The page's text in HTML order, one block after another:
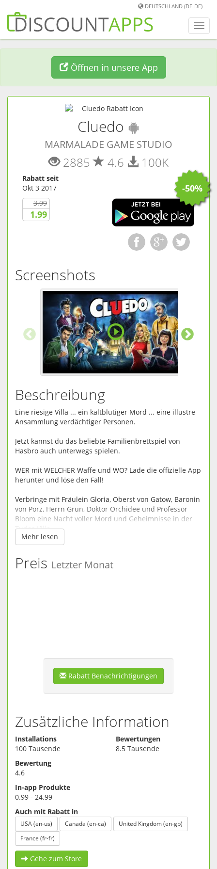
DEUTSCHLAND (DE-DE)
Menü
Öffnen in unsere App
Cluedo
MARMALADE GAME STUDIO
2885 4.6 100K
Rabatt seit
Okt 3 2017
3.99
1.99
-50%
Screenshots
Beschreibung
Eine riesige Villa ... ein kaltblütiger Mord ... eine illustre
Ansammlung verdächtiger Personen.
Jetzt kannst du das beliebte Familienbrettspiel von
Hasbro auch unterwegs spielen.
WER mit WELCHER Waffe und WO? Lade die offizielle App
herunter und löse den Fall!
Verbringe mit Fräulein Gloria, Oberst von Gatow, Baronin
von Porz, Herrn Grün, Doktor Orchidee und Professor
Bloom eine Nacht voller Mord und Geheimnisse in der
Tudor-Villa.
Professor Schwarz wurde ermordet! Aber wer steckt
dahinter? Und mit welcher Waffe? In welchem Raum?
Wirf die Würfel, um dich in der Villa zu bewegen und
Mehr lesen
Preis Letzter Monat
Rabatt Benachrichtigungen
Zusätzliche Information
Installations
100 Tausende
Bewertungen
8.5 Tausende
Bewertung
4.6
In-app Produkte
0.99 - 24.99
Auch mit Rabatt in
USA (en-us) Canada (en-ca)
United Kingdom (en-gb)
France (fr-fr)
Gehe zum Store